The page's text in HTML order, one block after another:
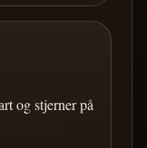
og stjerner på